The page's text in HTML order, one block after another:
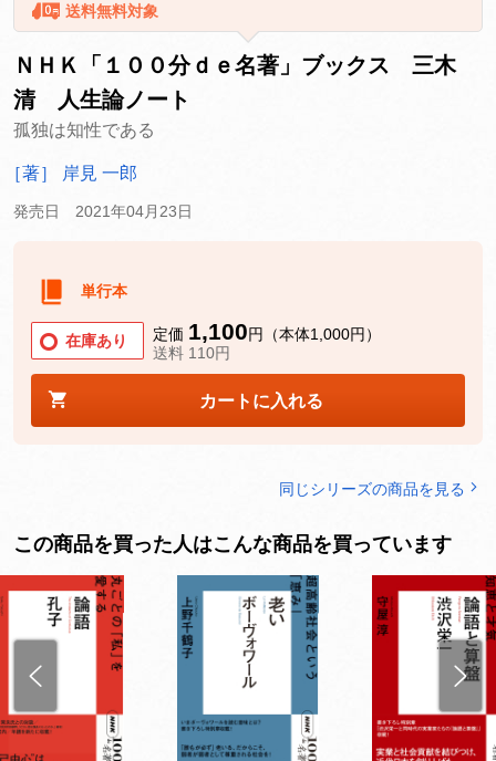
送料無料対象
ＮＨＫ「１００分ｄｅ名著」ブックス 三木
清 人生論ノート
孤独は知性である
［著］ 岸見 一郎
発売日 2021年04月23日
単行本
在庫あり 定価 1,100円（本体1,000円）
送料 110円
カートに入れる
同じシリーズの商品を見る
この商品を買った人はこんな商品を買っています